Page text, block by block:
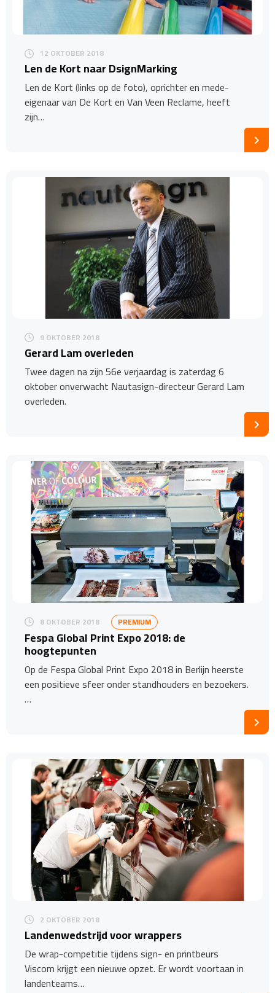
12 OKTOBER 2018
Len de Kort naar DsignMarking
Len de Kort (links op de foto), oprichter en mede-
eigenaar van De Kort en Van Veen Reclame, heeft
zijn…
9 OKTOBER 2018
Gerard Lam overleden
Twee dagen na zijn 56e verjaardag is zaterdag 6
oktober onverwacht Nautasign-directeur Gerard Lam
overleden.
8 OKTOBER 2018 PREMIUM
Fespa Global Print Expo 2018: de
hoogtepunten
Op de Fespa Global Print Expo 2018 in Berlijn heerste
een positieve sfeer onder standhouders en bezoekers.
…
2 OKTOBER 2018
Landenwedstrijd voor wrappers
De wrap-competitie tijdens sign- en printbeurs
Viscom krijgt een nieuwe opzet. Er wordt voortaan in
landenteams…